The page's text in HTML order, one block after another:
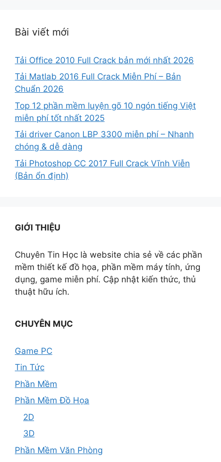
Bài viết mới
Tải Office 2010 Full Crack bản mới nhất 2026
Tải Matlab 2016 Full Crack Miễn Phí – Bản
Chuẩn 2026
Top 12 phần mềm luyện gõ 10 ngón tiếng Việt
miễn phí tốt nhất 2025
Tải driver Canon LBP 3300 miễn phí – Nhanh
chóng & dễ dàng
Tải Photoshop CC 2017 Full Crack Vĩnh Viễn
(Bản ổn định)
GIỚI THIỆU
Chuyên Tin Học là website chia sẻ về các phần
mềm thiết kế đồ họa, phần mềm máy tính, ứng
dụng, game miễn phí. Cập nhật kiến thức, thủ
thuật hữu ích.
CHUYÊN MỤC
Game PC
Tin Tức
Phần Mềm
Phần Mềm Đồ Họa
2D
3D
Phần Mềm Văn Phòng